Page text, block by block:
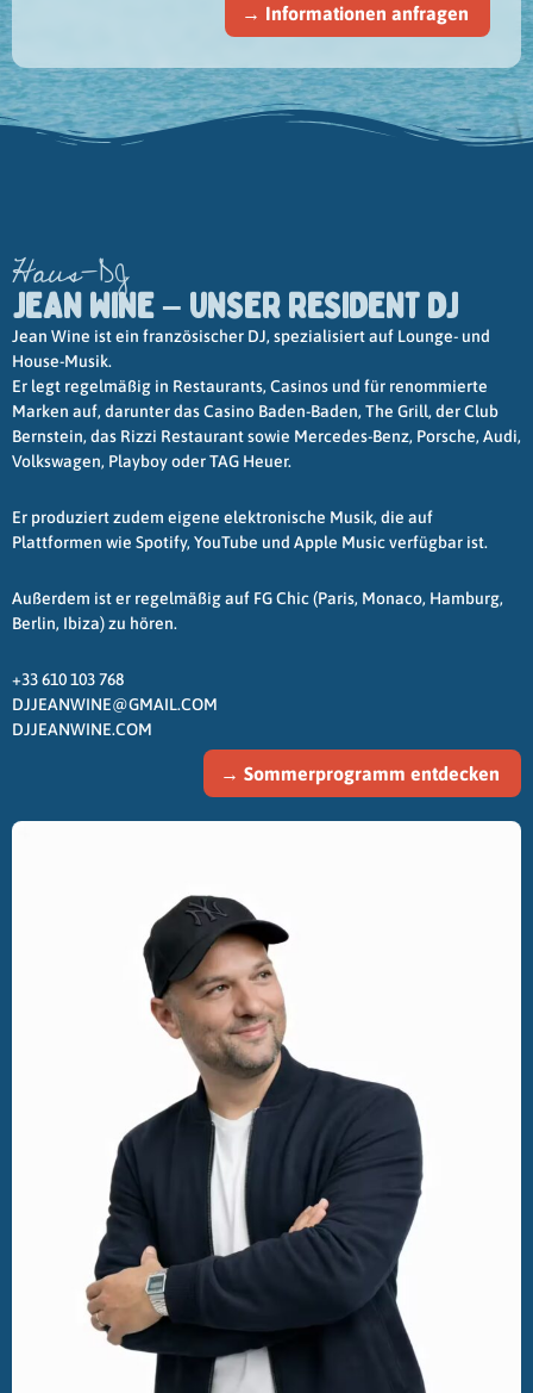
→ Informationen anfragen
Haus-DJ
JEAN WINE – UNSER RESIDENT DJ
Jean Wine ist ein französischer DJ, spezialisiert auf Lounge- und
House-Musik.
Er legt regelmäßig in Restaurants, Casinos und für renommierte
Marken auf, darunter das Casino Baden-Baden, The Grill, der Club
Bernstein, das Rizzi Restaurant sowie Mercedes-Benz, Porsche, Audi,
Volkswagen, Playboy oder TAG Heuer.
Er produziert zudem eigene elektronische Musik, die auf
Plattformen wie Spotify, YouTube und Apple Music verfügbar ist.
Außerdem ist er regelmäßig auf FG Chic (Paris, Monaco, Hamburg,
Berlin, Ibiza) zu hören.
+33 610 103 768
DJJEANWINE@GMAIL.COM
DJJEANWINE.COM
→ Sommerprogramm entdecken